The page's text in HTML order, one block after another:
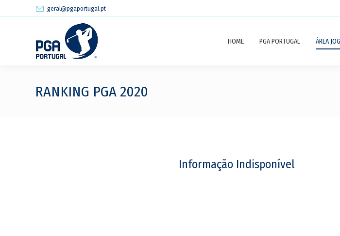
geral@pgaportugal.pt
HOME PGA PORTUGAL ÁREA
RANKING PGA 2020
Informação Indisponível